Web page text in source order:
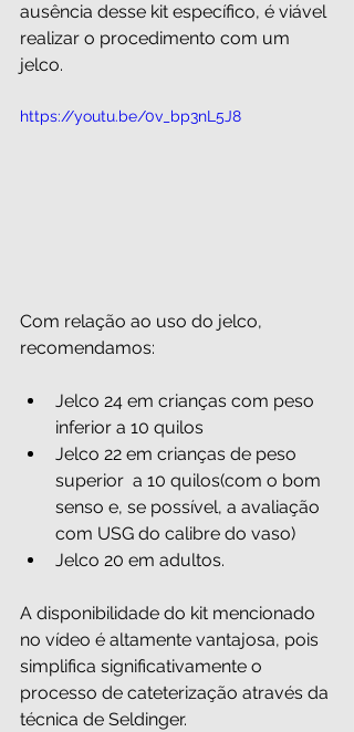
ausência desse kit específico, é viável
realizar o procedimento com um
jelco.
https://youtu.be/0v_bp3nL5J8
Com relação ao uso do jelco,
recomendamos:
Jelco 24 em crianças com peso
inferior a 10 quilos
Jelco 22 em crianças de peso
superior  a 10 quilos(com o bom
senso e, se possível, a avaliação
com USG do calibre do vaso)
Jelco 20 em adultos.
A disponibilidade do kit mencionado
no vídeo é altamente vantajosa, pois
simplifica significativamente o
processo de cateterização através da
técnica de Seldinger.